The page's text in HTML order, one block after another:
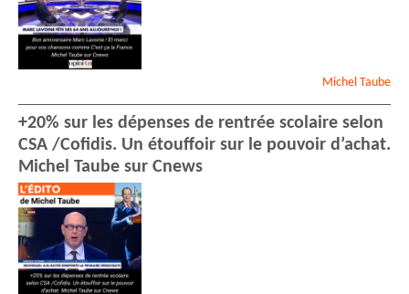
Michel Taube
+20% sur les dépenses de rentrée scolaire selon
CSA /Cofidis. Un étouffoir sur le pouvoir d’achat.
Michel Taube sur Cnews